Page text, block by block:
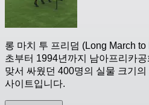
롱 마치 투 프리덤 (Long March
초부터 1994년까지 남아프리카
맞서 싸웠던 400명의 실물 크기
사이트입니다.